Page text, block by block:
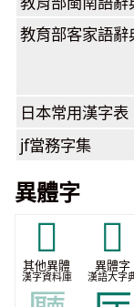
教育部客家語辭
日本常用漢字表
jf當務字集
異體字
𠫇
其他異體
漢字資料庫
𠫊
異體字
漢語大字